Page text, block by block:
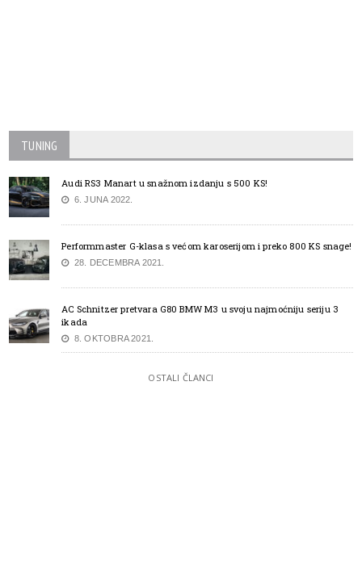
TUNING
Audi RS3 Manart u snažnom izdanju s 500 KS!
6. JUNA 2022.
Performmaster G-klasa s većom karoserijom i preko 800 KS snage!
28. DECEMBRA 2021.
AC Schnitzer pretvara G80 BMW M3 u svoju najmoćniju seriju 3
ikada
8. OKTOBRA 2021.
OSTALI ČLANCI